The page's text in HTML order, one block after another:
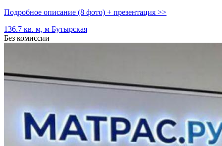
Подробное описание (8 фото) + презентация >>
136.7 кв. м, м Бутырская
Без комиссии